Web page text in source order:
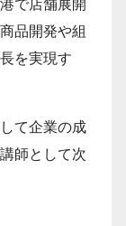
で店舗展開
品開発や組
を実現す
て企業の成
師として次